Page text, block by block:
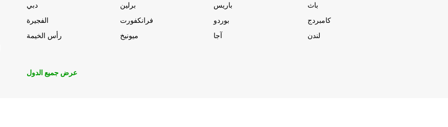
دبي
الفجيرة
رأس الخيمة
برلين
فرانكفورت
ميونيخ
باريس
بوردو
آجا
باث
كامبردج
لندن
عرض جميع الدول